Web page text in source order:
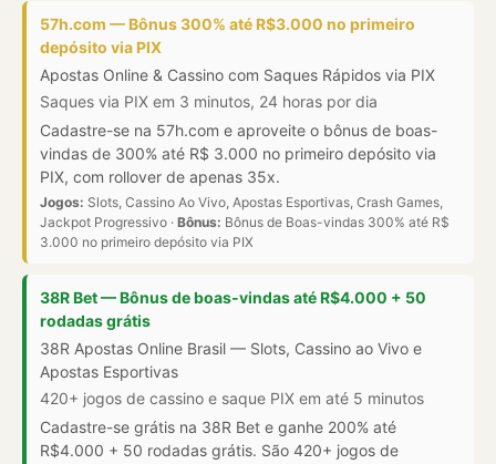
57h.com — Bônus 300% até R$3.000 no primeiro
depósito via PIX
Apostas Online & Cassino com Saques Rápidos via PIX
Saques via PIX em 3 minutos, 24 horas por dia
Cadastre-se na 57h.com e aproveite o bônus de boas-
vindas de 300% até R$ 3.000 no primeiro depósito via
PIX, com rollover de apenas 35x.
Jogos: Slots, Cassino Ao Vivo, Apostas Esportivas, Crash Games,
Jackpot Progressivo · Bônus: Bônus de Boas-vindas 300% até R$
3.000 no primeiro depósito via PIX
38R Bet — Bônus de boas-vindas até R$4.000 + 50
rodadas grátis
38R Apostas Online Brasil — Slots, Cassino ao Vivo e
Apostas Esportivas
420+ jogos de cassino e saque PIX em até 5 minutos
Cadastre-se grátis na 38R Bet e ganhe 200% até
R$4.000 + 50 rodadas grátis. São 420+ jogos de